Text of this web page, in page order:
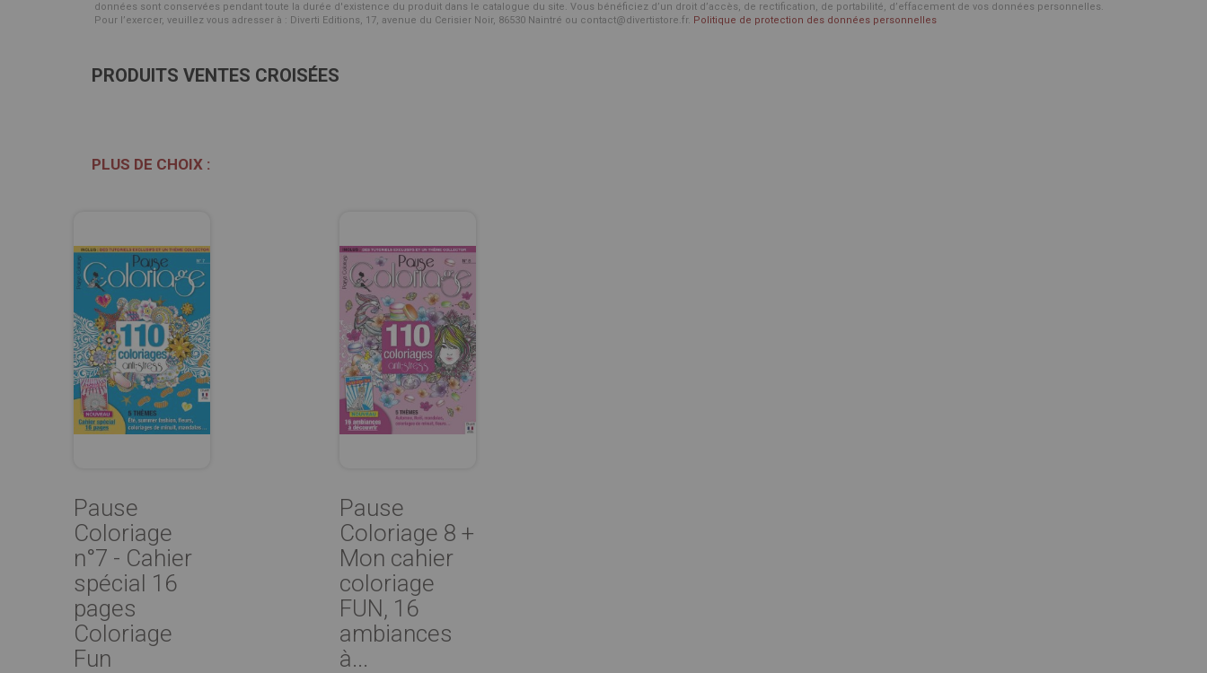
données sont conservées pendant toute la durée d'existence du produit dans le catalogue du site. Vous bénéficiez d’un droit d’accès, de rectification, de portabilité, d’effacement de vos données personnelles.
Pour l’exercer, veuillez vous adresser à : Diverti Editions, 17, avenue du Cerisier Noir, 86530 Naintré ou contact@divertistore.fr. Politique de protection des données personnelles
PRODUITS VENTES CROISÉES
PLUS DE CHOIX :
Pause
Coloriage
n°7 - Cahier
spécial 16
pages
Coloriage
Fun
Pause
Coloriage 8 +
Mon cahier
coloriage
FUN, 16
ambiances
à...